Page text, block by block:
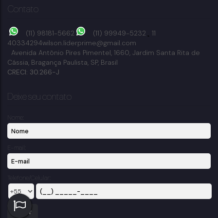
Contato
(11) 98181-5662 (11) 99949-5232
11
40334294wilson.liderprime@gmail.com
Avenida Antônio Pires Pimentel, 1660, Jardim Santa Rita de
Cássia, Bragança Paulista, SP, Brasil
CRECI: 30.266-J
Deixe seu contato
Nome:
E-mail:
Telefone/Celular: